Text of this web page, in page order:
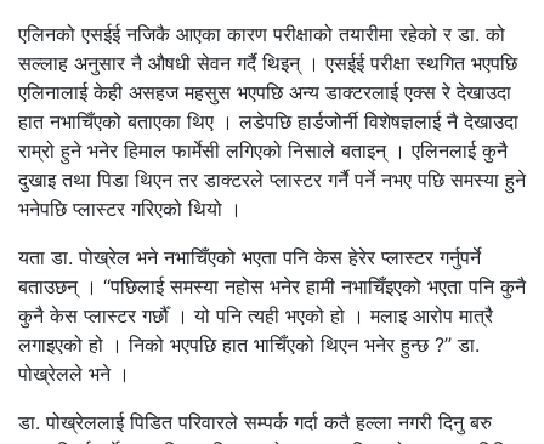
एलिनको एसईई नजिकै आएका कारण परीक्षाको तयारीमा रहेको र डा. को
सल्लाह अनुसार नै औषधी सेवन गर्दै थिइन् । एसईई परीक्षा स्थगित भएपछि
एलिनालाई केही असहज महसुस भएपछि अन्य डाक्टरलाई एक्स रे देखाउदा
हात नभाचिँएको बताएका थिए । लडेपछि हार्डजोर्नी विशेषज्ञलाई नै देखाउदा
राम्रो हुने भनेर हिमाल फार्मेसी लगिएको निसाले बताइन् । एलिनलाई कुनै
दुखाइ तथा पिडा थिएन तर डाक्टरले प्लास्टर गर्नै पर्ने नभए पछि समस्या हुने
भनेपछि प्लास्टर गरिएको थियो ।
यता डा. पोख्रेल भने नभाचिँएको भएता पनि केस हेरेर प्लास्टर गर्नुपर्ने
बताउछन् । ‘‘पछिलाई समस्या नहोस भनेर हामी नभाचिँइएको भएता पनि कुनै
कुनै केस प्लास्टर गर्छौँ । यो पनि त्यही भएको हो । मलाइ आरोप मात्रै
लगाइएको हो । निको भएपछि हात भाचिँएको थिएन भनेर हुन्छ ?’’ डा.
पोख्रेलले भने ।
डा. पोख्रेललाई पिडित परिवारले सम्पर्क गर्दा कतै हल्ला नगरी दिनु बरु